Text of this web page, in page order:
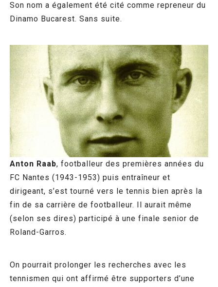
Son nom a également été cité comme repreneur du
Dinamo Bucarest. Sans suite.
Anton Raab, footballeur des premières années du
FC Nantes (1943-1953) puis entraîneur et
dirigeant, s’est tourné vers le tennis bien après la
fin de sa carrière de footballeur. Il aurait même
(selon ses dires) participé à une finale senior de
Roland-Garros.
On pourrait prolonger les recherches avec les
tennismen qui ont affirmé être supporters d’une